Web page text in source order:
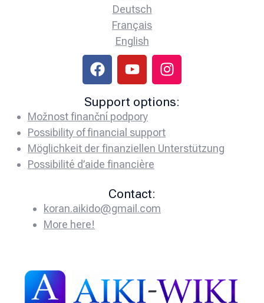
Deutsch
Français
English
Support options:
Možnost finanční podpory
Possibility of financial support
Möglichkeit der finanziellen Unterstützung
Possibilité d’aide financière
Contact:
koran.aikido@gmail.com
More here!